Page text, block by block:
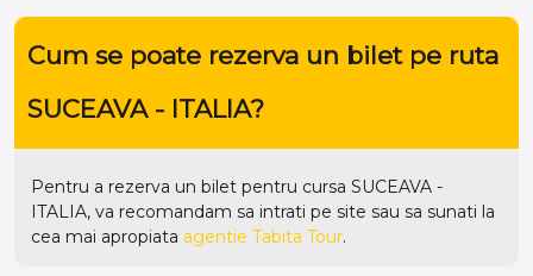
Cum se poate rezerva un bilet pe ruta
SUCEAVA - ITALIA?
Pentru a rezerva un bilet pentru cursa SUCEAVA -
ITALIA, va recomandam sa intrati pe site sau sa sunati la
cea mai apropiata agentie Tabita Tour.